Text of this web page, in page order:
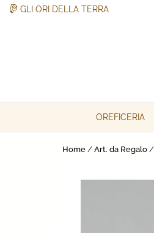
GLI ORI DELLA TERRA
Gli Ori
OREFICERIA
Home / Art. da Regalo /